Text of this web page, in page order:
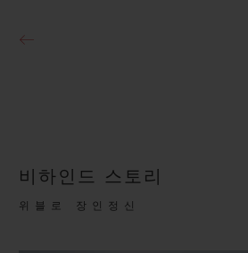
비하인드 스토리
위블로 장인정신